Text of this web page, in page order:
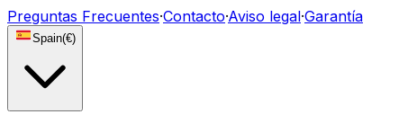
Preguntas Frecuentes·Contacto·Aviso legal·Garantía
Spain(€)